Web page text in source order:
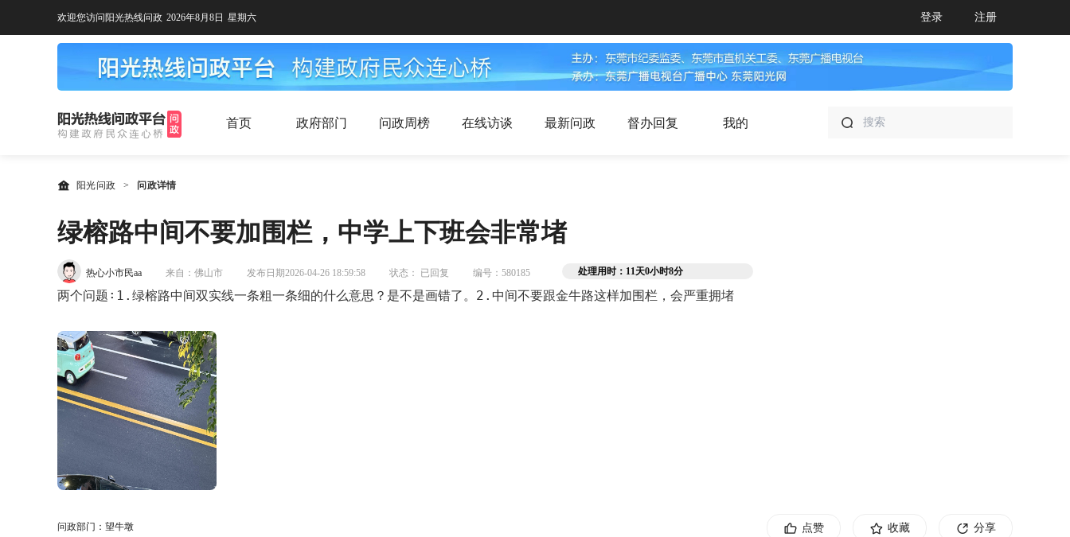
欢迎您访问阳光热线问政 2026年8月8日 星期六 登录 注册
首页 政府部门 问政周榜 在线访谈 最新问政 督办回复 我的
阳光问政 > 问政详情
绿榕路中间不要加围栏，中学上下班会非常堵
热心小市民aa 来自：佛山市 发布日期2026-04-26 18:59:58 状态： 已回复 编号：580185 处理用时：11天0小时8分
两个问题∶1.绿榕路中间双实线一条粗一条细的什么意思？是不是画错了。2.中间不要跟金牛路这样加围栏，会严重拥堵
问政部门：望牛墩 点赞 收藏 分享